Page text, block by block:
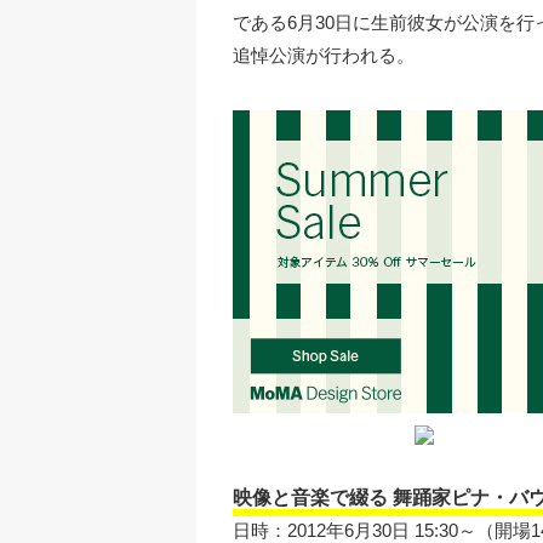
である6月30日に生前彼女が公演を
追悼公演が行われる。
映像と音楽で綴る 舞踊家ピナ・バ
日時：2012年6月30日 15:30～（開場